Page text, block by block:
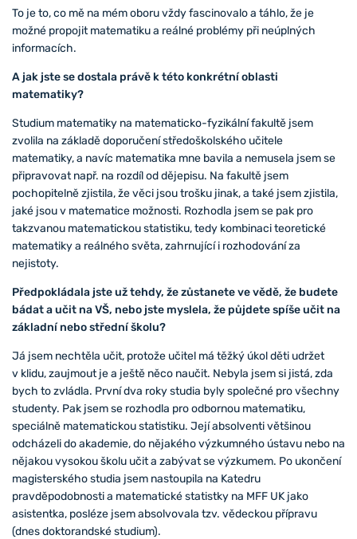
To je to, co mě na mém oboru vždy fascinovalo a táhlo, že je
možné propojit matematiku a reálné problémy při neúplných
informacích.
A jak jste se dostala právě k této konkrétní oblasti
matematiky?
Studium matematiky na matematicko-fyzikální fakultě jsem
zvolila na základě doporučení středoškolského učitele
matematiky, a navíc matematika mne bavila a nemusela jsem se
připravovat např. na rozdíl od dějepisu. Na fakultě jsem
pochopitelně zjistila, že věci jsou trošku jinak, a také jsem zjistila,
jaké jsou v matematice možnosti. Rozhodla jsem se pak pro
takzvanou matematickou statistiku, tedy kombinaci teoretické
matematiky a reálného světa, zahrnující i rozhodování za
nejistoty.
Předpokládala jste už tehdy, že zůstanete ve vědě, že budete
bádat a učit na VŠ, nebo jste myslela, že půjdete spíše učit na
základní nebo střední školu?
Já jsem nechtěla učit, protože učitel má těžký úkol děti udržet
v klidu, zaujmout je a ještě něco naučit. Nebyla jsem si jistá, zda
bych to zvládla. První dva roky studia byly společné pro všechny
studenty. Pak jsem se rozhodla pro odbornou matematiku,
speciálně matematickou statistiku. Její absolventi většinou
odcházeli do akademie, do nějakého výzkumného ústavu nebo na
nějakou vysokou školu učit a zabývat se výzkumem. Po ukončení
magisterského studia jsem nastoupila na Katedru
pravděpodobnosti a matematické statistky na MFF UK jako
asistentka, posléze jsem absolvovala tzv. vědeckou přípravu
(dnes doktorandské studium).